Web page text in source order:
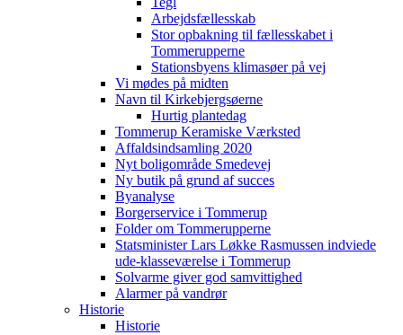
Arbejdsfællesskab
Stor opbakning til fællesskabet i
Tommerupperne
Stationsbyens klimasøer på vej
Vi mødes på midten
Navn til Kirkebjergsøerne
Hurtig plantedag
Tommerup Keramiske Værksted
Affaldsindsamling 2020
Nyt boligområde Smedevej
Ny butik på grund af succes
Byanalyse
Borgerservice i Tommerup
Folder om Tommerupperne
Statsminister Lars Løkke Rasmussen indviede
ude-klasseværelse i Tommerup
Solvarme giver god samvittighed
Alarmer på vandrør
Historie
Historie